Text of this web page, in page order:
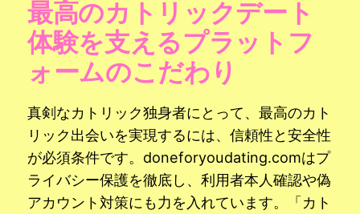
最高のカトリックデート
体験を支えるプラットフ
ォームのこだわり
真剣なカトリック独身者にとって、最高のカト
リック出会いを実現するには、信頼性と安全性
が必須条件です。doneforyoudating.comはプ
ライバシー保護を徹底し、利用者本人確認や偽
アカウント対策にも力を入れています。「カト